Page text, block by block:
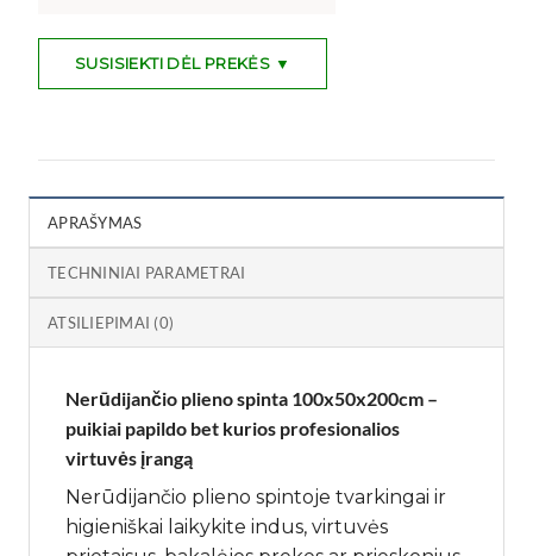
SUSISIEKTI DĖL PREKĖS ▼
APRAŠYMAS
TECHNINIAI PARAMETRAI
ATSILIEPIMAI (0)
Nerūdijančio plieno spinta 100x50x200cm –
puikiai papildo bet kurios profesionalios
virtuvės įrangą
Nerūdijančio plieno spintoje tvarkingai ir
higieniškai laikykite indus, virtuvės